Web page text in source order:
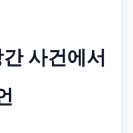
사건에서